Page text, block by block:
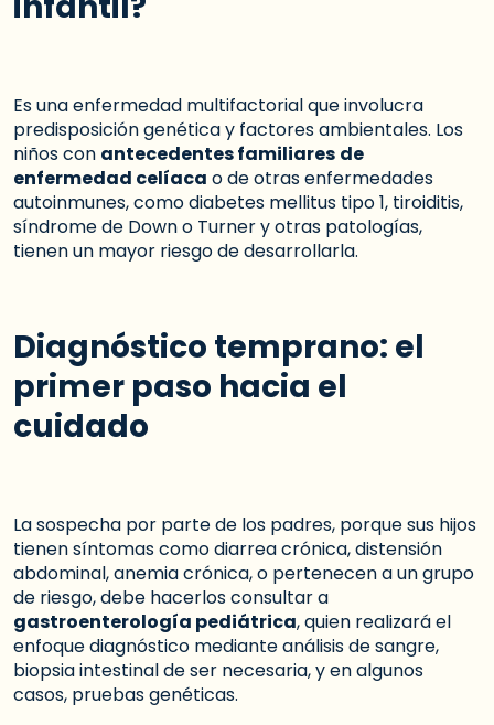
Es una enfermedad multifactorial que involucra
predisposición genética y factores ambientales. Los
niños con antecedentes familiares de
enfermedad celíaca o de otras enfermedades
autoinmunes, como diabetes mellitus tipo 1, tiroiditis,
síndrome de Down o Turner y otras patologías,
tienen un mayor riesgo de desarrollarla.
Diagnóstico temprano: el
primer paso hacia el
cuidado
La sospecha por parte de los padres, porque sus hijos
tienen síntomas como diarrea crónica, distensión
abdominal, anemia crónica, o pertenecen a un grupo
de riesgo, debe hacerlos consultar a
gastroenterología pediátrica, quien realizará el
enfoque diagnóstico mediante análisis de sangre,
biopsia intestinal de ser necesaria, y en algunos
casos, pruebas genéticas.